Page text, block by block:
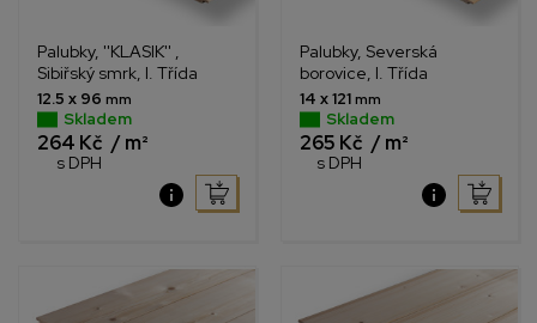
Palubky, ''KLASIK'' ,
Sibiřský smrk, I. Třída
12.5 x 96 mm
Skladem
264 Kč
s DPH
/ m²
Palubky, Severská
borovice, I. Třída
14 x 121 mm
Skladem
265 Kč
s DPH
/ m²